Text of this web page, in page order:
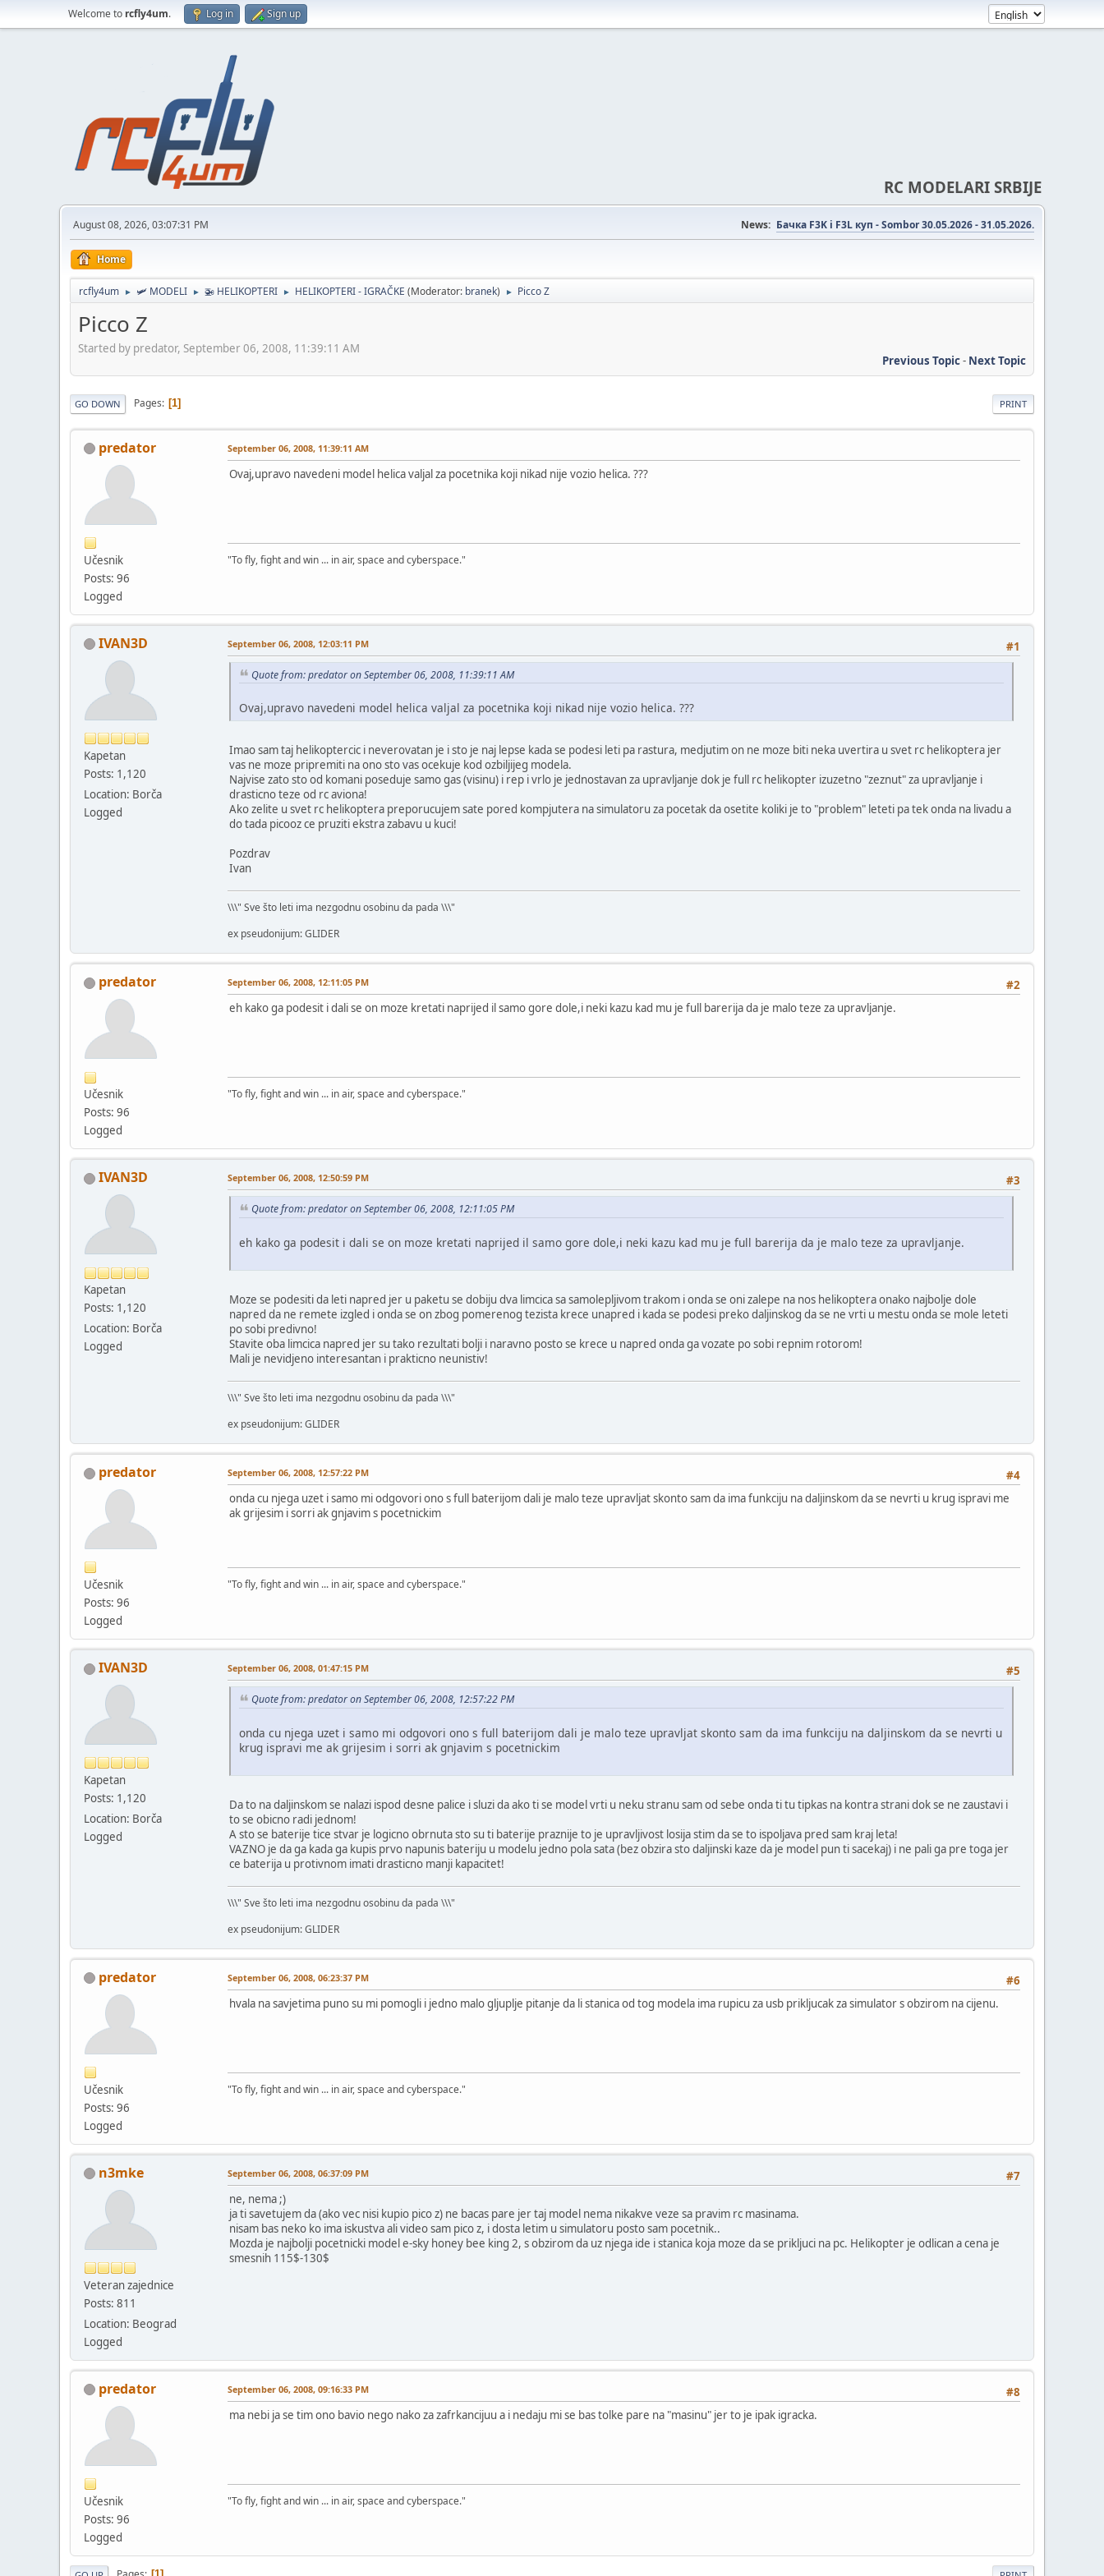
Welcome to rcfly4um. Log in Sign up
RC MODELARI SRBIJE
August 08, 2026, 03:07:31 PM News: Бачка F3K i F3L куп - Sombor 30.05.2026 - 31.05.2026.
Home
rcfly4um ► 🛩️ MODELI ► 🚁 HELIKOPTERI ► HELIKOPTERI - IGRAČKE (Moderator: branek) ► Picco Z
Picco Z
Started by predator, September 06, 2008, 11:39:11 AM
Previous Topic- Next Topic
PRINT
GO DOWN Pages 1
predator
Učesnik
Posts: 96
Logged
September 06, 2008, 11:39:11 AM
Ovaj,upravo navedeni model helica valjal za pocetnika koji nikad nije vozio helica. ???
"To fly, fight and win ... in air, space and cyberspace."
IVAN3D
Kapetan
Posts: 1,120
Location: Borča
Logged
#1
September 06, 2008, 12:03:11 PM
Quote from: predator on September 06, 2008, 11:39:11 AM
Ovaj,upravo navedeni model helica valjal za pocetnika koji nikad nije vozio helica. ???
Imao sam taj helikoptercic i neverovatan je i sto je naj lepse kada se podesi leti pa rastura, medjutim on ne moze biti neka uvertira u svet rc helikoptera jer
vas ne moze pripremiti na ono sto vas ocekuje kod ozbiljijeg modela.
Najvise zato sto od komani poseduje samo gas (visinu) i rep i vrlo je jednostavan za upravljanje dok je full rc helikopter izuzetno "zeznut" za upravljanje i
drasticno teze od rc aviona!
Ako zelite u svet rc helikoptera preporucujem sate pored kompjutera na simulatoru za pocetak da osetite koliki je to "problem" leteti pa tek onda na livadu a
do tada picooz ce pruziti ekstra zabavu u kuci!
Pozdrav
Ivan
\\\" Sve što leti ima nezgodnu osobinu da pada \\\"
ex pseudonijum: GLIDER
predator
Učesnik
Posts: 96
Logged
#2
September 06, 2008, 12:11:05 PM
eh kako ga podesit i dali se on moze kretati naprijed il samo gore dole,i neki kazu kad mu je full barerija da je malo teze za upravljanje.
"To fly, fight and win ... in air, space and cyberspace."
IVAN3D
Kapetan
Posts: 1,120
Location: Borča
Logged
#3
September 06, 2008, 12:50:59 PM
Quote from: predator on September 06, 2008, 12:11:05 PM
eh kako ga podesit i dali se on moze kretati naprijed il samo gore dole,i neki kazu kad mu je full barerija da je malo teze za upravljanje.
Moze se podesiti da leti napred jer u paketu se dobiju dva limcica sa samolepljivom trakom i onda se oni zalepe na nos helikoptera onako najbolje dole
napred da ne remete izgled i onda se on zbog pomerenog tezista krece unapred i kada se podesi preko daljinskog da se ne vrti u mestu onda se mole leteti
po sobi predivno!
Stavite oba limcica napred jer su tako rezultati bolji i naravno posto se krece u napred onda ga vozate po sobi repnim rotorom!
Mali je nevidjeno interesantan i prakticno neunistiv!
\\\" Sve što leti ima nezgodnu osobinu da pada \\\"
ex pseudonijum: GLIDER
predator
Učesnik
Posts: 96
Logged
#4
September 06, 2008, 12:57:22 PM
onda cu njega uzet i samo mi odgovori ono s full baterijom dali je malo teze upravljat skonto sam da ima funkciju na daljinskom da se nevrti u krug ispravi me
ak grijesim i sorri ak gnjavim s pocetnickim
"To fly, fight and win ... in air, space and cyberspace."
IVAN3D
Kapetan
Posts: 1,120
Location: Borča
Logged
#5
September 06, 2008, 01:47:15 PM
Quote from: predator on September 06, 2008, 12:57:22 PM
onda cu njega uzet i samo mi odgovori ono s full baterijom dali je malo teze upravljat skonto sam da ima funkciju na daljinskom da se nevrti u
krug ispravi me ak grijesim i sorri ak gnjavim s pocetnickim
Da to na daljinskom se nalazi ispod desne palice i sluzi da ako ti se model vrti u neku stranu sam od sebe onda ti tu tipkas na kontra strani dok se ne zaustavi i
to se obicno radi jednom!
A sto se baterije tice stvar je logicno obrnuta sto su ti baterije praznije to je upravljivost losija stim da se to ispoljava pred sam kraj leta!
VAZNO je da ga kada ga kupis prvo napunis bateriju u modelu jedno pola sata (bez obzira sto daljinski kaze da je model pun ti sacekaj) i ne pali ga pre toga jer
ce baterija u protivnom imati drasticno manji kapacitet!
\\\" Sve što leti ima nezgodnu osobinu da pada \\\"
ex pseudonijum: GLIDER
predator
Učesnik
Posts: 96
Logged
#6
September 06, 2008, 06:23:37 PM
hvala na savjetima puno su mi pomogli i jedno malo gljuplje pitanje da li stanica od tog modela ima rupicu za usb prikljucak za simulator s obzirom na cijenu.
"To fly, fight and win ... in air, space and cyberspace."
n3mke
Veteran zajednice
Posts: 811
Location: Beograd
Logged
#7
September 06, 2008, 06:37:09 PM
ne, nema ;)
ja ti savetujem da (ako vec nisi kupio pico z) ne bacas pare jer taj model nema nikakve veze sa pravim rc masinama.
nisam bas neko ko ima iskustva ali video sam pico z, i dosta letim u simulatoru posto sam pocetnik..
Mozda je najbolji pocetnicki model e-sky honey bee king 2, s obzirom da uz njega ide i stanica koja moze da se prikljuci na pc. Helikopter je odlican a cena je
smesnih 115$-130$
predator
Učesnik
Posts: 96
Logged
#8
September 06, 2008, 09:16:33 PM
ma nebi ja se tim ono bavio nego nako za zafrkancijuu a i nedaju mi se bas tolke pare na "masinu" jer to je ipak igracka.
"To fly, fight and win ... in air, space and cyberspace."